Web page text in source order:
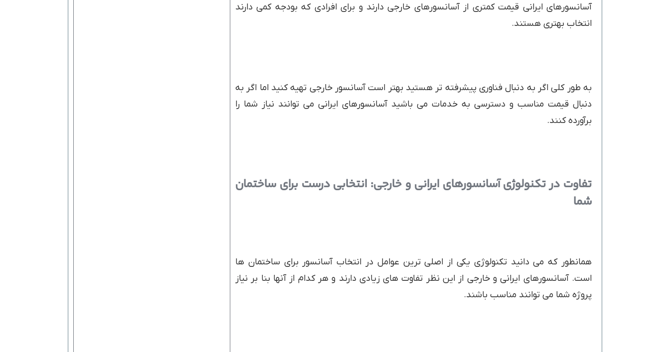
آسانسورهای ایرانی قیمت کمتری از آسانسورهای خارجی دارند و برای افرادی که بودجه کمی دارند
انتخاب بهتری هستند.
به طور کلی اگر به دنبال فناوری پیشرفته تر هستید بهتر است آسانسور خارجی تهیه کنید اما اگر به
دنبال قیمت مناسب و دسترسی به خدمات می باشید آسانسورهای ایرانی می توانند نیاز شما را
برآورده کنند.
تفاوت در تکنولوژی آسانسورهای ایرانی و خارجی: انتخابی درست برای ساختمان
شما
همانطور که می دانید تکنولوژی یکی از اصلی ترین عوامل در انتخاب آسانسور برای ساختمان ها
است. آسانسورهای ایرانی و خارجی از این نظر تفاوت های زیادی دارند و هر کدام از آنها بنا بر نیاز
پروژه شما می توانند مناسب باشند.